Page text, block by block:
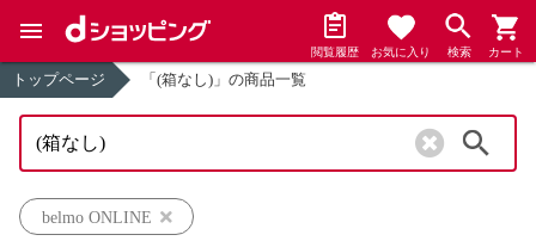
閲覧履歴 お気に入り 検索 カート
トップページ 「(箱なし)」の商品一覧
belmo ONLINE